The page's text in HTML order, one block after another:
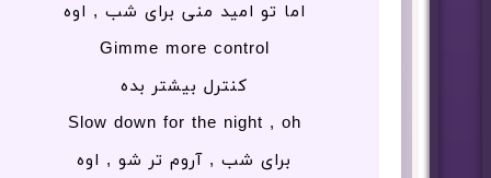
اما تو امید منی برای شب , اوه
Gimme more control
کنترل بیشتر بده
Slow down for the night , oh
برای شب , آروم تر شو , اوه